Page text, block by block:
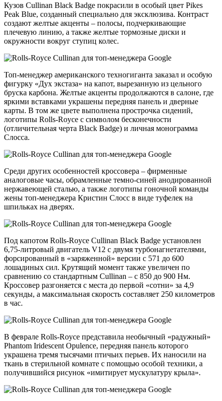
Кузов Cullinan Black Badge покрасили в особый цвет Pikes
Peak Blue, созданный специально для эксклюзива. Контраст
создают желтые акценты – полосы, подчеркивающие
плечевую линию, а также желтые тормозные диски и
окружности вокруг ступиц колес.
Топ-менеджер американского техногиганта заказал и особую
фигурку «Дух экстаза» на капот, вырезанную из цельного
бруска карбона. Желтые акценты продолжаются в салоне, где
яркими вставками украшены передняя панель и дверные
карты. В том же цвете выполнена прострочка сидений,
логотипы Rolls-Royce с символом бесконечности
(отличительная черта Black Badge) и личная монограмма
Слосса.
Среди других особенностей кроссовера – фирменные
аналоговые часы, обрамленные темно-синей анодированной
нержавеющей сталью, а также логотипы гоночной команды
жены топ-менеджера Кристин Слосс в виде туфелек на
шпильках на дверях.
Под капотом Rolls-Royce Cullinan Black Badge установлен
6,75-литровый двигатель V12 с двумя турбонагнетателями,
форсированный в «заряженной» версии с 571 до 600
лошадиных сил. Крутящий момент также увеличен по
сравнению со стандартным Cullinan – с 850 до 900 Нм.
Кроссовер разгоняется с места до первой «сотни» за 4,9
секунды, а максимальная скорость составляет 250 километров
в час.
В феврале Rolls-Royce представила необычный «радужный»
Phantom Iridescent Opulence, передняя панель которого
украшена тремя тысячами птичьих перьев. Их наносили на
ткань в стерильной комнате с помощью особой техники, а
получившийся рисунок «имитирует мускулатуру крыла».